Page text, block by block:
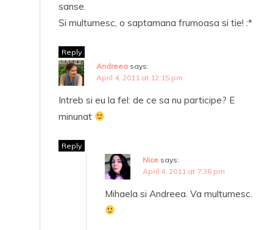
sanse.
Si multumesc, o saptamana frumoasa si tie! :*
Reply
Andreea says:
April 4, 2011 at 12:15 pm
Intreb si eu la fel: de ce sa nu participe? E
minunat
Reply
Nice says:
April 4, 2011 at 7:36 pm
Mihaela si Andreea. Va multumesc.